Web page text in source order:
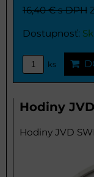
16,40 €s DPH
Dostupnosť:
ks
Hodiny
Hodiny JVD